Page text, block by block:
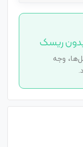
وجه